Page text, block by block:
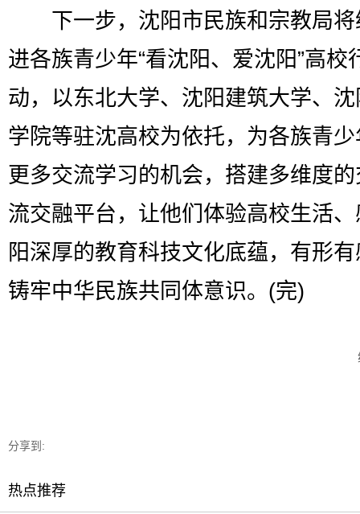
下一步，沈阳市民族和宗教局将
进各族青少年“看沈阳、爱沈阳”高校
动，以东北大学、沈阳建筑大学、
学院等驻沈高校为依托，为各族青
更多交流学习的机会，搭建多维度
流交融平台，让他们体验高校生活
阳深厚的教育科技文化底蕴，有形
铸牢中华民族共同体意识。(完)
分享到:
热点推荐